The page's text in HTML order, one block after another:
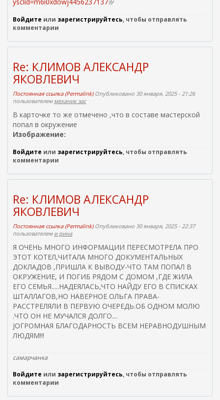
н
ш
я
я
с
к
Войдите или зарегистрируйтесь, чтобы отправлять
комментарии
Re: КЛИМОВ АЛЕКСАНДР
ЯКОВЛЕВИЧ
Постоянная ссылка (Permalink)Опубликовано 30 января, 2025 - 21:26
пользователем механик зас
В карточке то же отмечено ,что в составе мастерской
попал в окружение
Изображение:
Войдите или зарегистрируйтесь, чтобы отправлять
комментарии
Re: КЛИМОВ АЛЕКСАНДР
ЯКОВЛЕВИЧ
Постоянная ссылка (Permalink)Опубликовано 30 января, 2025 - 22:37
пользователем и рина
Я ОЧЕНЬ МНОГО ИНФОРМАЦИИ ПЕРЕСМОТРЕЛА ПРО
ЭТОТ КОТЕЛ,ЧИТАЛА МНОГО ДОКУМЕНТАЛЬНЫХ
ДОКЛАДОВ ,ПРИШЛА К ВЫВОДУ-ЧТО ТАМ ПОПАЛ В
ОКРУЖЕНИЕ, И ПОГИБ РЯДОМ С ДОМОМ ,ГДЕ ЖИЛА
ЕГО СЕМЬЯ.....НАДЕЯЛАСЬ,ЧТО НАЙДУ ЕГО В СПИСКАХ
ШТАЛЛАГОВ,НО НАВЕРНОЕ ОЛЬГА ПРАВА-
РАССТРЕЛЯЛИ В ПЕРВУЮ ОЧЕРЕДЬ.ОБ ОДНОМ МОЛЮ
.ЧТО ОН НЕ МУЧАЛСЯ ДОЛГО....
JОГРОМНАЯ БЛАГОДАРНОСТЬ ВСЕМ НЕРАВНОДУШНЫМ
ЛЮДЯМ!!!
самарчанка
Войдите или зарегистрируйтесь, чтобы отправлять
комментарии